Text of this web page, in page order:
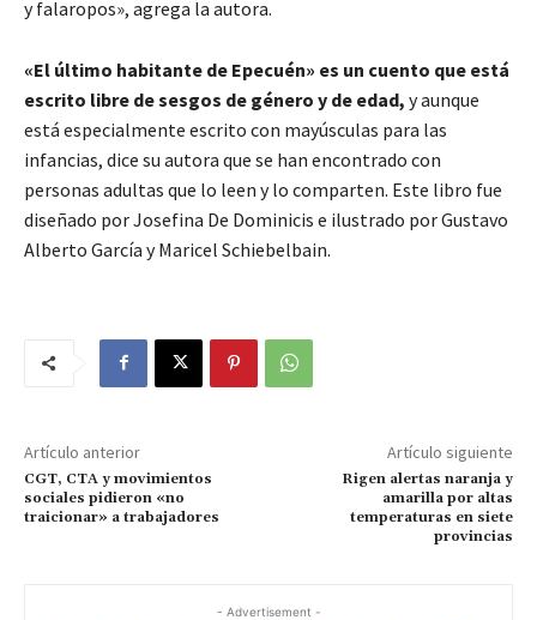
y falaropos», agrega la autora.
«El último habitante de Epecuén» es un cuento que está
escrito libre de sesgos de género y de edad, y aunque
está especialmente escrito con mayúsculas para las
infancias, dice su autora que se han encontrado con
personas adultas que lo leen y lo comparten. Este libro fue
diseñado por Josefina De Dominicis e ilustrado por Gustavo
Alberto García y Maricel Schiebelbain.
Artículo anterior
CGT, CTA y movimientos
sociales pidieron «no
traicionar» a trabajadores
Artículo siguiente
Rigen alertas naranja y
amarilla por altas
temperaturas en siete
provincias
- Advertisement -